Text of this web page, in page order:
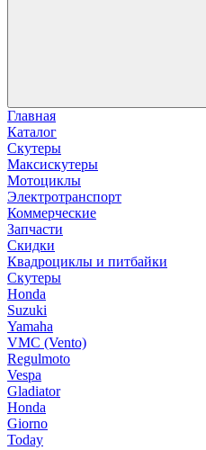
Главная
Каталог
Скутеры
Максискутеры
Мотоциклы
Электротранспорт
Коммерческие
Запчасти
Скидки
Квадроциклы и питбайки
Скутеры
Honda
Suzuki
Yamaha
VMC (Vento)
Regulmoto
Vespa
Gladiator
Honda
Giorno
Today